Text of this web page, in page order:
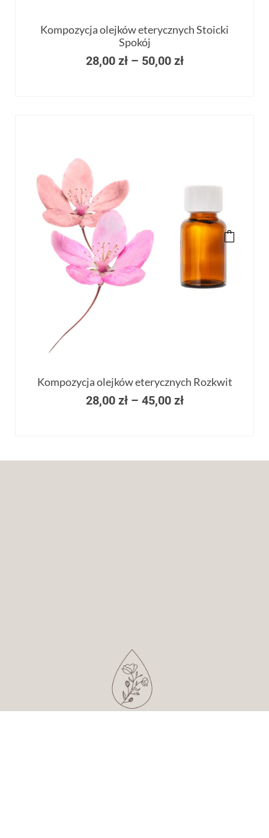
Kompozycja olejków eterycznych Stoicki
Spokój
28,00 zł– 50,00 zł
Kompozycja olejków eterycznych Rozkwit
28,00 zł– 45,00 zł